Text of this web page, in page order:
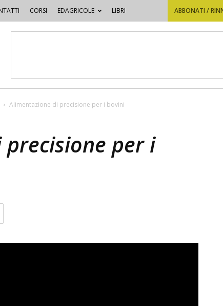
CORSI EDAGRICOLE LIBRI ABBONATI /
Alimentazione di precisione per i bovini
per i